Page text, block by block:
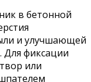
в бетонной
и улучшающей
Для фиксации
или